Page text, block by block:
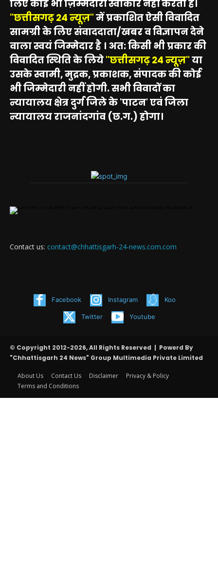
लिए कोई भी ज़िम्मेदारीं स्वीकार नहीं करता है।
"छत्तीसगढ़ 24 न्यूज़"में प्रकाशित ऐसी विवादित
सामग्री के लिए संवाददाता/खबर व विज्ञापन देने
वाला स्वयं जिम्मेदार है । अत: किसी भी प्रकार की
विवादित स्थिति के लिये"छत्तीसगढ़ 24 न्यूज़"या
उसके स्वामी, मुद्रक, प्रकाशक, संपादक की कोई
भी जिम्मेदारी नहीं होगी. सभी विवादों का
न्यायालय क्षेत्र दुर्ग जिले के 'पाटन' एवं जिला
न्यायालय राजनांदगांव (छ.ग.) होगा।
Contact us: contact@chhattisgarh-24-news.com.com
Facebook Instagram Koo
Twitter Youtube
© Copyright 2012-2026, All Rights Reserved | Powerd By
"Chhattisgarh 24 News" Group Multimedia Private Limited
About Us Contact Us Disclaimer
Privacy & Policy
Terms and Conditions